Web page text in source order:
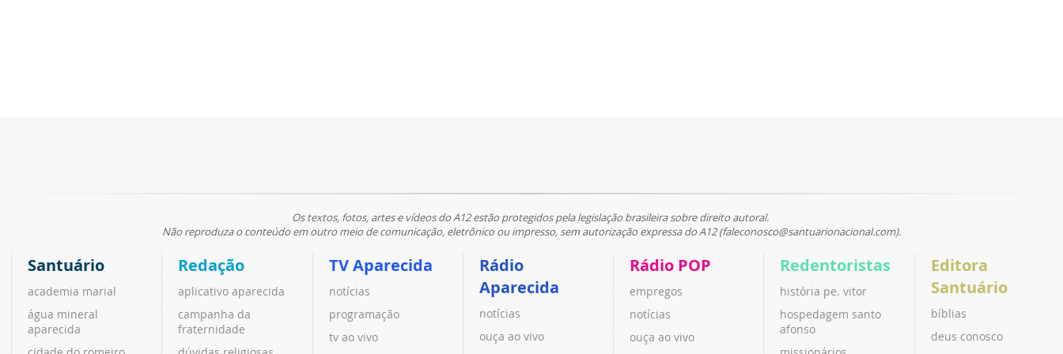
Os textos, fotos, artes e vídeos do A12 estão protegidos pela legislação brasileira sobre direito autoral.
Não reproduza o conteúdo em outro meio de comunicação, eletrônico ou impresso, sem autorização expressa do A12 (faleconosco@santuarionacional.com).
Santuário
academia marial
água mineral
aparecida
Redação
aplicativo aparecida
campanha da
fraternidade
TV Aparecida
notícias
programação
tv ao vivo
Rádio
Aparecida
notícias
ouça ao vivo
Rádio POP
empregos
notícias
ouça ao vivo
Redentoristas
história pe. vitor
hospedagem santo
afonso
Editora
Santuário
bíblias
deus conosco